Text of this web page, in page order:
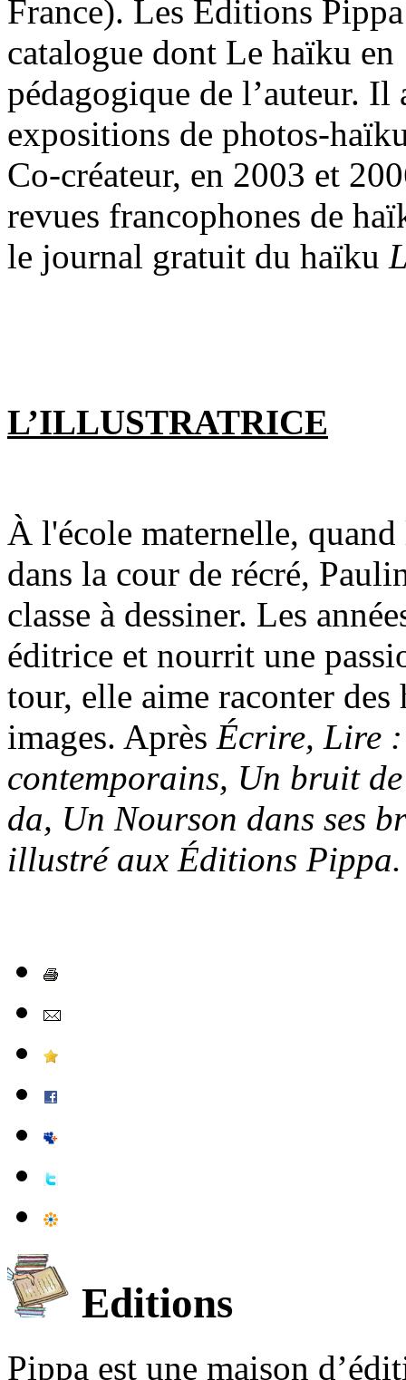
France). Les Éditions
catalogue dont Le haïku
pédagogique de l’auteur.
expositions de photos-
Co-créateur, en 2003 et
revues francophones de
le journal gratuit du haïku
L’ILLUSTRATRICE
À l'école maternelle,
dans la cour de récré,
classe à dessiner. Les
éditrice et nourrit une
tour, elle aime raconter
images. Après Écrire, Lire :
contemporains, Un bruit
da, Un Nourson dans ses
illustré aux Éditions
Editions
Pippa est une maison